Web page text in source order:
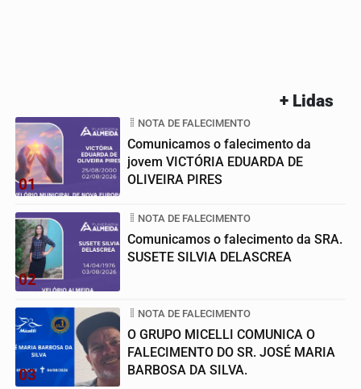
+ Lidas
01
NOTA DE FALECIMENTO
Comunicamos o falecimento da
jovem VICTÓRIA EDUARDA DE
OLIVEIRA PIRES
02
NOTA DE FALECIMENTO
Comunicamos o falecimento da SRA.
SUSETE SILVIA DELASCREA
03
NOTA DE FALECIMENTO
O GRUPO MICELLI COMUNICA O
FALECIMENTO DO SR. JOSÉ MARIA
BARBOSA DA SILVA.